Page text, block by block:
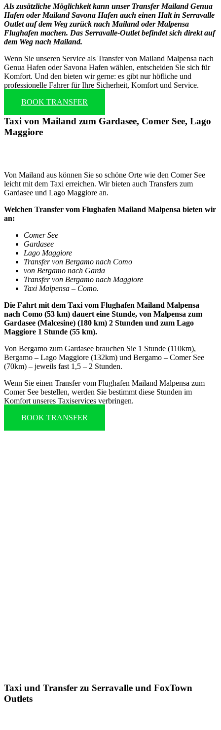
Als zusätzliche Möglichkeit kann unser Transfer Mailand Genua
Hafen oder Mailand Savona Hafen auch einen Halt in Serravalle
Outlet auf dem Weg zurück nach Mailand oder Malpensa
Flughafen machen. Das Serravalle-Outlet befindet sich direkt auf
dem Weg nach Mailand.
Wenn Sie unseren Service als Transfer von Mailand Malpensa nach
Genua Hafen oder Savona Hafen wählen, entscheiden Sie sich für
Komfort. Und den bieten wir gerne: es gibt nur höfliche und
professionelle Fahrer für Ihre Sicherheit, Komfort und Service.
BOOK TRANSFER
Taxi von Mailand zum Gardasee, Comer See, Lago
Maggiore
Von Mailand aus können Sie so schöne Orte wie den Comer See
leicht mit dem Taxi erreichen. Wir bieten auch Transfers zum
Gardasee und Lago Maggiore an.
Welchen Transfer vom Flughafen Mailand Malpensa bieten wir
an:
Comer See
Gardasee
Lago Maggiore
Transfer von Bergamo nach Como
von Bergamo nach Garda
Transfer von Bergamo nach Maggiore
Taxi Malpensa – Como.
Die Fahrt mit dem Taxi vom Flughafen Mailand Malpensa
nach Como (53 km) dauert eine Stunde, von Malpensa zum
Gardasee (Malcesine) (180 km) 2 Stunden und zum Lago
Maggiore 1 Stunde (55 km).
Von Bergamo zum Gardasee brauchen Sie 1 Stunde (110km),
Bergamo – Lago Maggiore (132km) und Bergamo – Comer See
(70km) – jeweils fast 1,5 – 2 Stunden.
Wenn Sie einen Transfer vom Flughafen Mailand Malpensa zum
Comer See bestellen, werden Sie bestimmt diese Stunden im
Komfort unseres Taxiservices verbringen.
BOOK TRANSFER
Taxi und Transfer zu Serravalle und FoxTown
Outlets